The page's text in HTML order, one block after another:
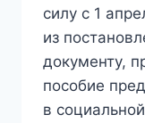
силу с 1
из
документу,
пособие
в